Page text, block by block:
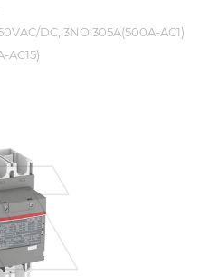
DC, 3NO 305A(500A-AC1)
AC15)